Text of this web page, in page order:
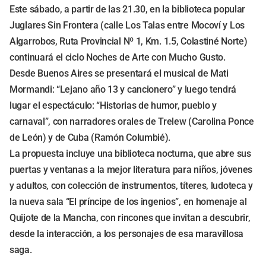
Este sábado, a partir de las 21.30, en la biblioteca popular
Juglares Sin Frontera (calle Los Talas entre Mocoví y Los
Algarrobos, Ruta Provincial Nº 1, Km. 1.5, Colastiné Norte)
continuará el ciclo Noches de Arte con Mucho Gusto.
Desde Buenos Aires se presentará el musical de Mati
Mormandi: “Lejano año 13 y cancionero” y luego tendrá
lugar el espectáculo: “Historias de humor, pueblo y
carnaval”, con narradores orales de Trelew (Carolina Ponce
de León) y de Cuba (Ramón Columbié).
La propuesta incluye una biblioteca nocturna, que abre sus
puertas y ventanas a la mejor literatura para niños, jóvenes
y adultos, con colección de instrumentos, títeres, ludoteca y
la nueva sala “El príncipe de los ingenios”, en homenaje al
Quijote de la Mancha, con rincones que invitan a descubrir,
desde la interacción, a los personajes de esa maravillosa
saga.